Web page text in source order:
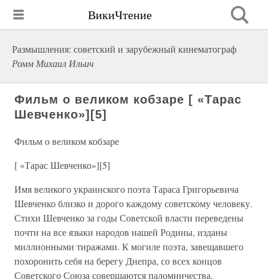
ВикиЧтение
Размышления: советский и зарубежный кинематограф
Ромм Михаил Ильич
Фильм о великом кобзаре [ «Тарас
Шевченко»][5]
Фильм о великом кобзаре
[ «Тарас Шевченко»][5]
Имя великого украинского поэта Тараса Григорьевича
Шевченко близко и дорого каждому советскому человеку.
Стихи Шевченко за годы Советской власти переведены
почти на все языки народов нашей Родины, изданы
миллионными тиражами. К могиле поэта, завещавшего
похоронить себя на берегу Днепра, со всех концов
Советского Союза совершаются паломничества.